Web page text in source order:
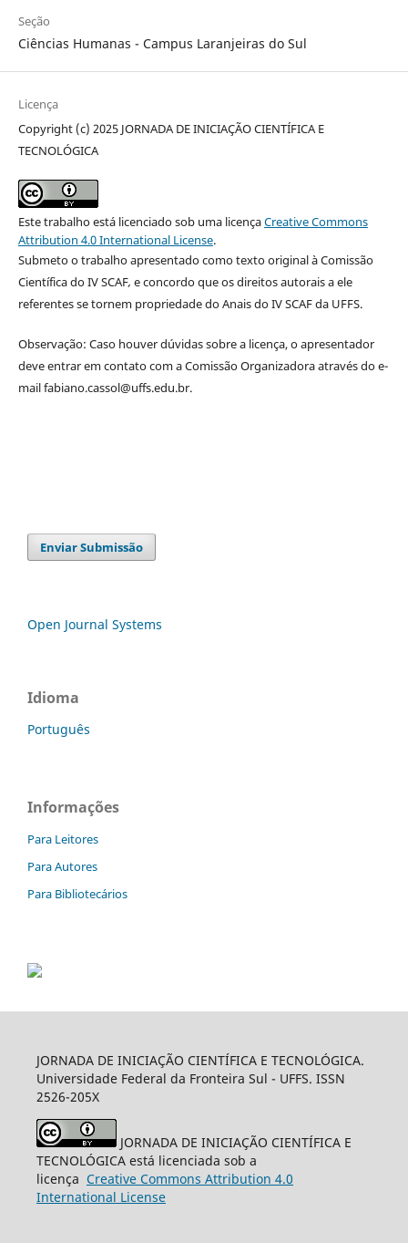
Seção
Ciências Humanas - Campus Laranjeiras do Sul
Licença
Copyright (c) 2025 JORNADA DE INICIAÇÃO CIENTÍFICA E
TECNOLÓGICA
Este trabalho está licenciado sob uma licençaCreative Commons
Attribution 4.0 International License.
Submeto o trabalho apresentado como texto original à Comissão
Científica do IV SCAF, e concordo que os direitos autorais a ele
referentes se tornem propriedade do Anais do IV SCAF da UFFS.
Observação: Caso houver dúvidas sobre a licença, o apresentador
deve entrar em contato com a Comissão Organizadora através do e-
mail fabiano.cassol@uffs.edu.br.
Enviar Submissão
Open Journal Systems
Idioma
Português
Informações
Para Leitores
Para Autores
Para Bibliotecários
JORNADA DE INICIAÇÃO CIENTÍFICA E TECNOLÓGICA.
Universidade Federal da Fronteira Sul - UFFS. ISSN
2526-205X
JORNADA DE INICIAÇÃO CIENTÍFICA E
TECNOLÓGICA está licenciada sob a
licença Creative Commons Attribution 4.0
International License